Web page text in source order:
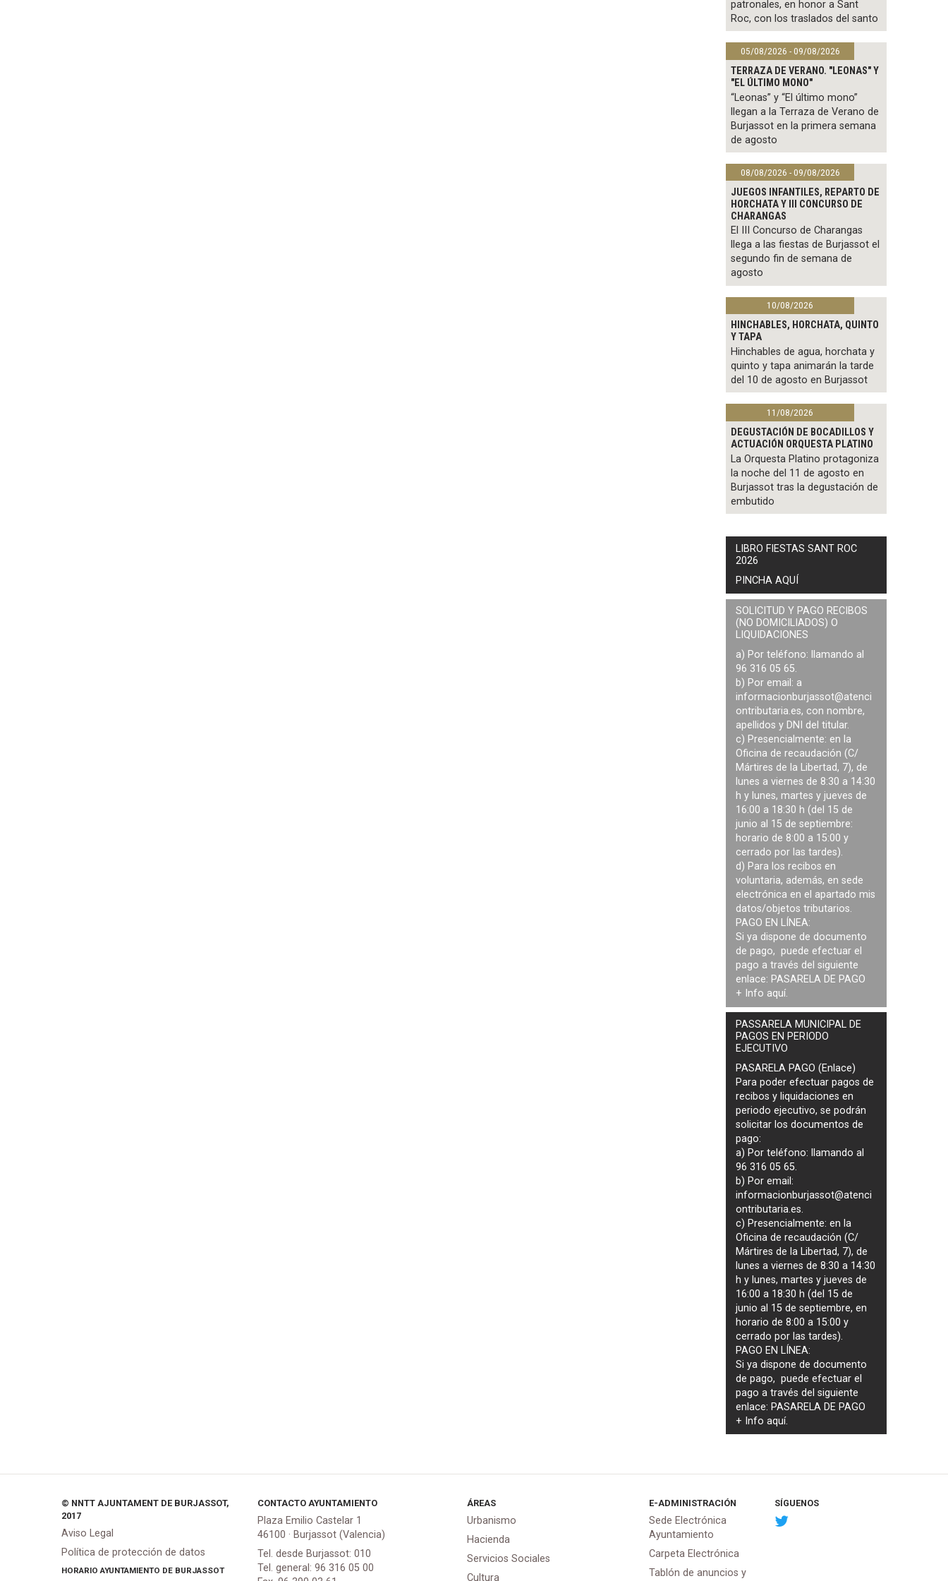
patronales, en honor a Sant
Roc, con los traslados del santo
05/08/2026 - 09/08/2026
TERRAZA DE VERANO. "LEONAS" Y
"EL ÚLTIMO MONO"
“Leonas” y “El último mono”
llegan a la Terraza de Verano de
Burjassot en la primera semana
de agosto
08/08/2026 - 09/08/2026
JUEGOS INFANTILES, REPARTO DE
HORCHATA Y III CONCURSO DE
CHARANGAS
El III Concurso de Charangas
llega a las fiestas de Burjassot el
segundo fin de semana de
agosto
10/08/2026
HINCHABLES, HORCHATA, QUINTO
Y TAPA
Hinchables de agua, horchata y
quinto y tapa animarán la tarde
del 10 de agosto en Burjassot
11/08/2026
DEGUSTACIÓN DE BOCADILLOS Y
ACTUACIÓN ORQUESTA PLATINO
La Orquesta Platino protagoniza
la noche del 11 de agosto en
Burjassot tras la degustación de
embutido
LIBRO FIESTAS SANT ROC
2026
PINCHA AQUÍ
SOLICITUD Y PAGO RECIBOS
(NO DOMICILIADOS) O
LIQUIDACIONES
a) Por teléfono: llamando al
96 316 05 65.
b) Por email: a
informacionburjassot@atenci
ontributaria.es, con nombre,
apellidos y DNI del titular.
c) Presencialmente: en la
Oficina de recaudación (C/
Mártires de la Libertad, 7), de
lunes a viernes de 8:30 a 14:30
h y lunes, martes y jueves de
16:00 a 18:30 h (del 15 de
junio al 15 de septiembre:
horario de 8:00 a 15:00 y
cerrado por las tardes).
d) Para los recibos en
voluntaria, además, en sede
electrónica en el apartado mis
datos/objetos tributarios.
PAGO EN LÍNEA:
Si ya dispone de documento
de pago, puede efectuar el
pago a través del siguiente
enlace: PASARELA DE PAGO
+ Info aquí.
PASSARELA MUNICIPAL DE
PAGOS EN PERIODO
EJECUTIVO
PASARELA PAGO (Enlace)
Para poder efectuar pagos de
recibos y liquidaciones en
periodo ejecutivo, se podrán
solicitar los documentos de
pago:
a) Por teléfono: llamando al
96 316 05 65.
b) Por email:
informacionburjassot@atenci
ontributaria.es.
c) Presencialmente: en la
Oficina de recaudación (C/
Mártires de la Libertad, 7), de
lunes a viernes de 8:30 a 14:30
h y lunes, martes y jueves de
16:00 a 18:30 h (del 15 de
junio al 15 de septiembre, en
horario de 8:00 a 15:00 y
cerrado por las tardes).
PAGO EN LÍNEA:
Si ya dispone de documento
de pago, puede efectuar el
pago a través del siguiente
enlace: PASARELA DE PAGO
+ Infoaquí.
© NNTT AJUNTAMENT DE BURJASSOT,
2017
Aviso Legal
Política de protección de datos
HORARIO AYUNTAMIENTO DE BURJASSOT
CONTACTO AYUNTAMIENTO
Plaza Emilio Castelar 1
46100 · Burjassot (Valencia)
Tel. desde Burjassot: 010
Tel. general: 96 316 05 00
ÁREAS
Urbanismo
Hacienda
Servicios Sociales
Cultura
E-ADMINISTRACIÓN
Sede Electrónica
Ayuntamiento
Carpeta Electrónica
Tablón de anuncios y
SÍGUENOS